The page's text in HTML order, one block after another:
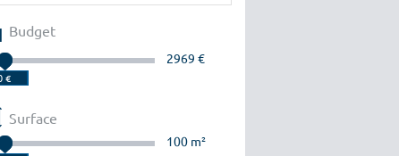
Budget
2969 €
Surface
100 m²